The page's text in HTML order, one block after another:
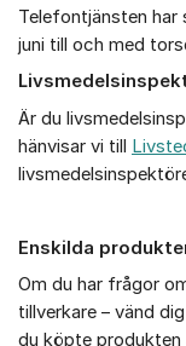
Telefontjänsten
juni till och med
Är du
hänvisar vi till
Enskilda
Om du har frågor
tillverkare – vänd
du köpte produkten